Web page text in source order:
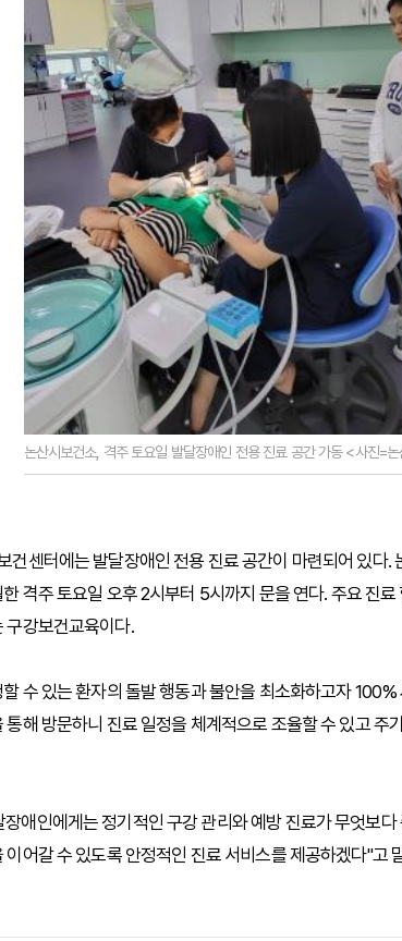
논산시보건소, 격주 토요일 발달장애인 전용 진료 공간 가동 <사진=
건센터에는 발달장애인 전용 진료 공간이 마련되어 있다.
격주 토요일 오후 2시부터 5시까지 문을 연다. 주요 진
구강보건교육이다.
수 있는 환자의 돌발 행동과 불안을 최소화하고자
해 방문하니 진료 일정을 체계적으로 조율할 수 있고 주
애인에게는 정기적인 구강 관리와 예방 진료가 무엇보
어갈 수 있도록 안정적인 진료 서비스를 제공하겠다"고